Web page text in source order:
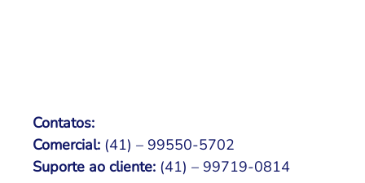
Contatos:
Comercial: (41) – 99550-5702
Suporte ao cliente: (41) – 99719-0814